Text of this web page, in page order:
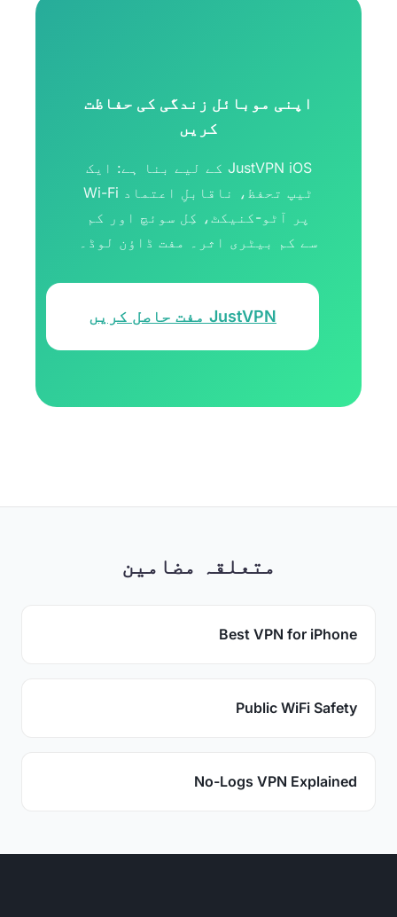
اپنی موبائل زندگی کی حفاظت
کریں
JustVPN iOS کے لیے بنا ہے: ایک
ٹیپ تحفظ، ناقابلِ اعتماد Wi-Fi
پر آٹو-کنیکٹ، کِل سوئچ اور کم
سے کم بیٹری اثر۔ مفت ڈاؤن لوڈ۔
JustVPN مفت حاصل کریں
متعلقہ مضامین
Best VPN for iPhone
Public WiFi Safety
No-Logs VPN Explained